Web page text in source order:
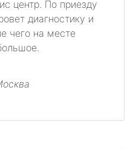
центр. По приезду
диагностику и
чего на месте